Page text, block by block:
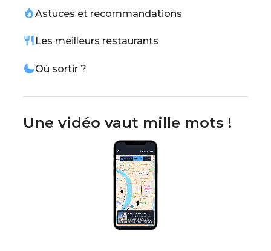
Astuces et recommandations
Les meilleurs restaurants
Où sortir ?
Une vidéo vaut mille mots !